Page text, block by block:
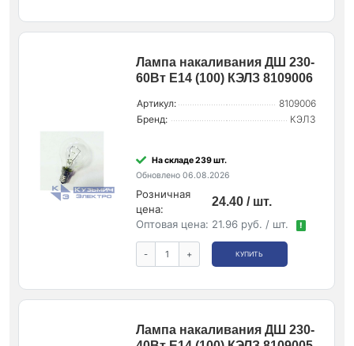
Лампа накаливания ДШ 230-
60Вт E14 (100) КЭЛЗ 8109006
Артикул:
8109006
Бренд:
КЭЛЗ
На складе 239 шт.
Обновлено 06.08.2026
Розничная
цена:
24.40 / шт.
Оптовая цена: 21.96 руб. / шт. !
- + КУПИТЬ
Лампа накаливания ДШ 230-